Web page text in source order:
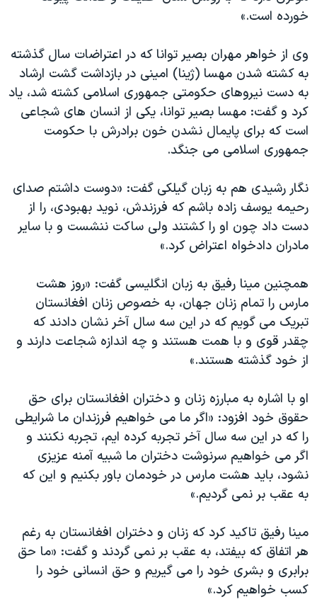
خورده است.»
وی از خواهر مهران بصیر توانا که در اعتراضات سال گذشته
به کشته شدن مهسا (ژینا) امینی در بازداشت گشت ارشاد
به دست نیروهای حکومتی جمهوری اسلامی کشته شد، یاد
کرد و گفت: مهسا بصیر توانا، یکی از انسان های شجاعی
است که برای پایمال نشدن خون برادرش با حکومت
جمهوری اسلامی می جنگد.
نگار رشیدی هم به زبان گیلکی گفت: «دوست داشتم صدای
رحیمه یوسف زاده باشم که فرزندش، نوید بهبودی، را از
دست داد چون او را کشتند ولی ساکت ننشست و با سایر
مادران دادخواه اعتراض کرد.»
همچنین مینا رفیق به زبان انگلیسی گفت: «روز هشت
مارس را تمام زنان جهان، به خصوص زنان افغانستان
تبریک می گویم که در این سه سال آخر نشان دادند که
چقدر قوی و با همت هستند و چه اندازه شجاعت دارند و
از خود گذشته هستند.»
او با اشاره به مبارزه زنان و دختران افغانستان برای حق
حقوق خود افزود: «اگر ما می خواهیم فرزندان ما شرایطی
را که در این سه سال آخر تجربه کرده ایم، تجربه نکنند و
اگر می خواهیم سرنوشت دختران ما شبیه آمنه عزیزی
نشود، باید هشت مارس در خودمان باور بکنیم و این که
به عقب بر نمی گردیم.»
مینا رفیق تاکید کرد که زنان و دختران افغانستان به رغم
هر اتفاق که بیفتد، به عقب بر نمی گردند و گفت: «ما حق
برابری و بشری خود را می گیریم و حق انسانی خود را
کسب خواهیم کرد.»